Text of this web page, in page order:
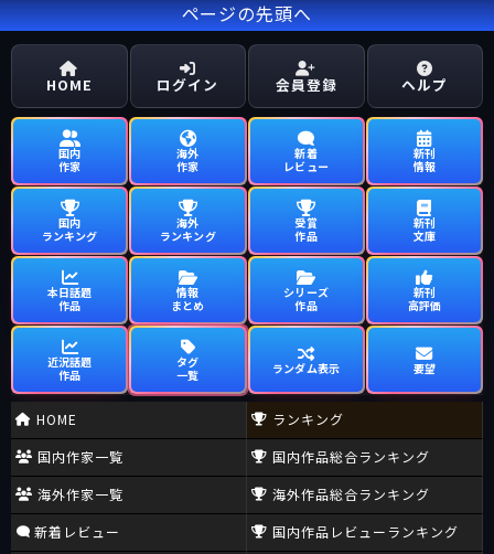
ページの先頭へ
HOME ログイン 会員登録 ヘルプ
国内
作家
海外
作家
新着
レビュー
新刊
情報
国内
ランキング
海外
ランキング
受賞
作品
新刊
文庫
本日話題
作品
情報
まとめ
シリーズ
作品
新刊
高評価
近況話題
作品
タグ
一覧
ランダム表示 要望
HOME
国内作家一覧
海外作家一覧
新着レビュー
ランキング
国内作品総合ランキング
海外作品総合ランキング
国内作品レビューランキング